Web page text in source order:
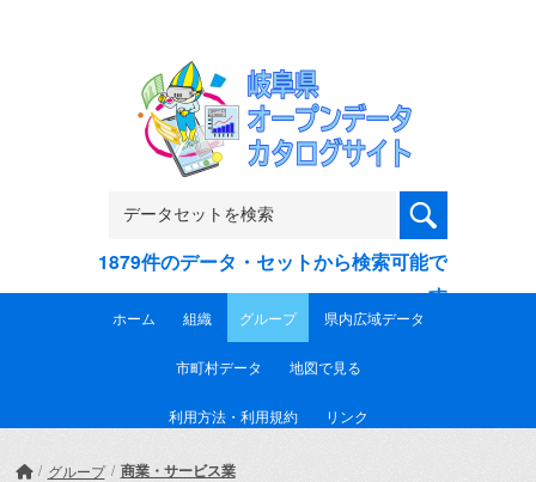
1879件のデータ・セットから検索可能で
す
ホーム 組織 グループ 県内広域データ
市町村データ 地図で見る
利用方法・利用規約 リンク
グループ 商業・サービス業